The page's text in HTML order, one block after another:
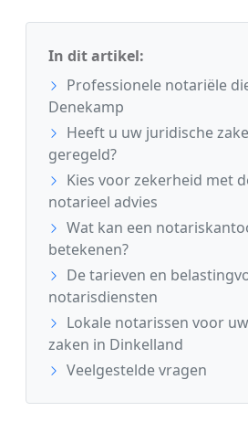
In dit artikel:
Professionele notariële
Denekamp
Heeft u uw juridische
geregeld?
Kies voor zekerheid met
notarieel advies
Wat kan een
betekenen?
De tarieven en
notarisdiensten
Lokale notarissen voor
zaken in Dinkelland
Veelgestelde vragen